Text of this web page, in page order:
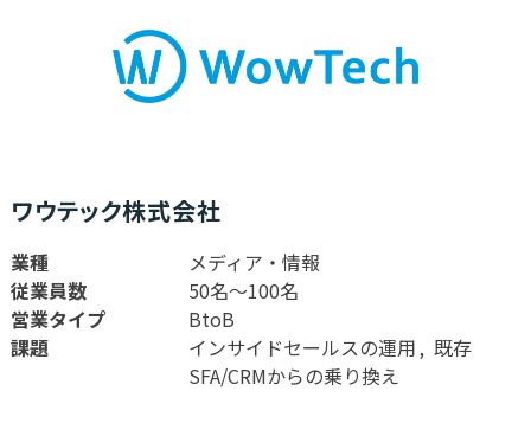
ワウテック株式会社
業種
メディア・情報
従業員数
50名〜100名
営業タイプ
BtoB
課題
インサイドセールスの運用
既存
SFA/CRMからの乗り換え